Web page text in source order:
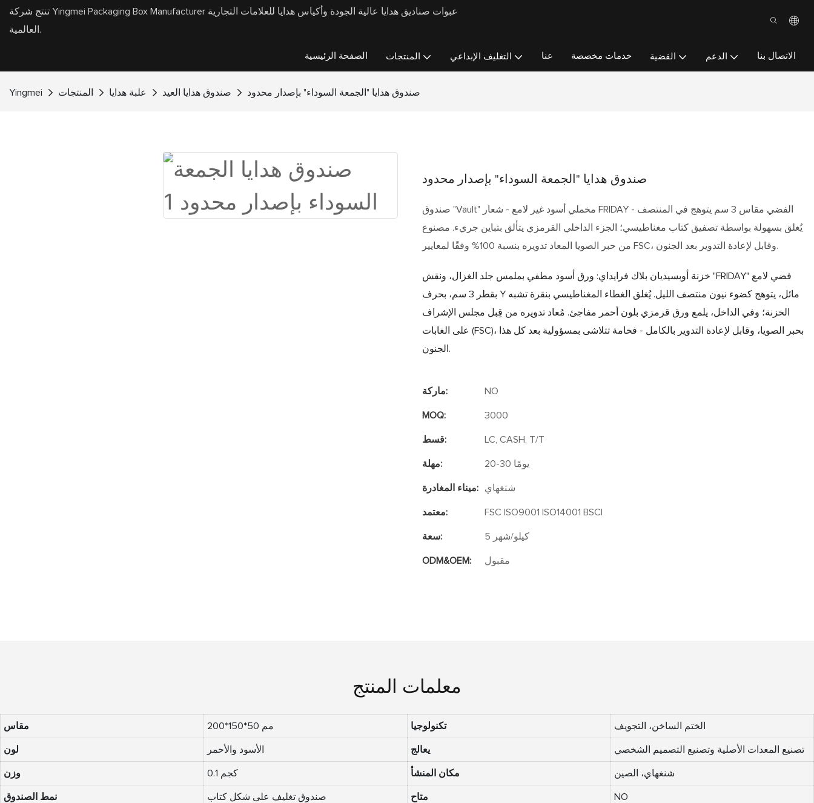
تنتج شركة Yingmei Packaging Box Manufacturer عبوات صناديق هدايا عالية الجودة وأكياس هدايا للعلامات التجارية
العالمية.
الصفحة الرئيسية المنتجات التغليف الإبداعي عنا خدمات مخصصة القضية الدعم الاتصال بنا
Yingmei المنتجات علبة هدايا صندوق هدايا العيد صندوق هدايا "الجمعة السوداء" بإصدار محدود
صندوق هدايا "الجمعة السوداء" بإصدار محدود
صندوق "Vault" مخملي أسود غير لامع - شعار FRIDAY الفضي مقاس 3 سم يتوهج في المنتصف -
يُغلق بسهولة بواسطة تصفيق كتاب مغناطيسي؛ الجزء الداخلي القرمزي يتألق بتباين جريء. مصنوع
من حبر الصويا المعاد تدويره بنسبة 100% وفقًا لمعايير FSC، وقابل لإعادة التدوير بعد الجنون.
خزنة أوبسيديان بلاك فرايداي: ورق أسود مطفي بملمس جلد الغزال، ونقش "FRIDAY" فضي لامع
بقطر 3 سم، بحرف Y مائل، يتوهج كضوء نيون منتصف الليل. يُغلق الغطاء المغناطيسي بنقرة تشبه
الخزنة؛ وفي الداخل، يلمع ورق قرمزي بلون أحمر مفاجئ. مُعاد تدويره من قِبل مجلس الإشراف
على الغابات (FSC)، بحبر الصويا، وقابل لإعادة التدوير بالكامل - فخامة تتلاشى بمسؤولية بعد كل هذا
الجنون.
ماركة: NO
MOQ: 3000
قسط: LC, CASH, T/T
مهلة: 20-30 يومًا
ميناء المغادرة: شنغهاي
معتمد: FSC ISO9001 ISO14001 BSCI
سعة: 5 كيلو/شهر
ODM&OEM: مقبول
معلمات المنتج
مقاس 200*150*50 مم تكنولوجيا الختم الساخن، التجويف
لون الأسود والأحمر يعالج تصنيع المعدات الأصلية وتصنيع التصميم الشخصي
وزن 0.1 كجم مكان المنشأ شنغهاي، الصين
نمط الصندوق صندوق تغليف على شكل كتاب متاح NO